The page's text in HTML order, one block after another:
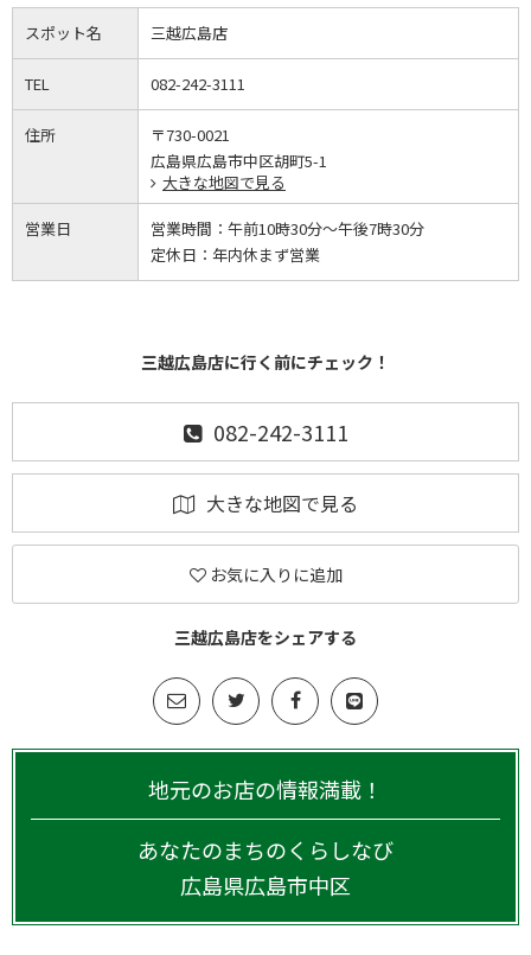
スポット名 三越広島店
TEL 082-242-3111
住所
〒730-0021
広島県広島市中区胡町5-1
大きな地図で見る
営業日 営業時間： 午前10時30分～午後7時30分
定休日： 年内休まず営業
三越広島店に行く前にチェック！
082-242-3111
大きな地図で見る
お気に入りに追加
三越広島店をシェアする
地元のお店の情報満載！
あなたのまちのくらしなび
広島県広島市中区